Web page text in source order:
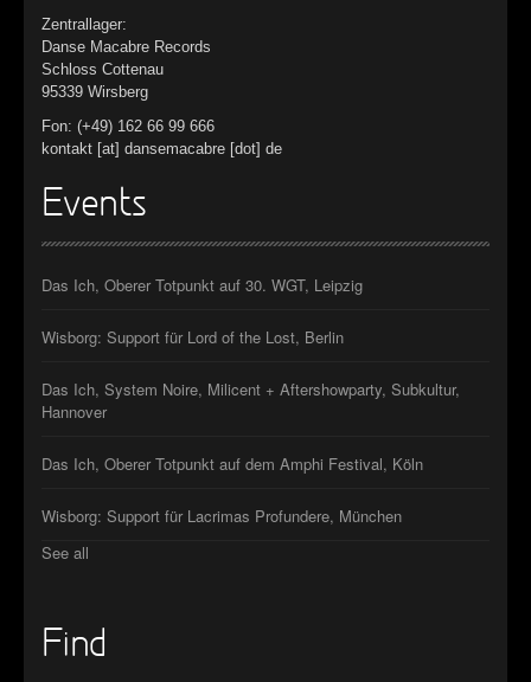
Zentrallager:
Danse Macabre Records
Schloss Cottenau
95339 Wirsberg
Fon: (+49) 162 66 99 666
kontakt [at] dansemacabre [dot] de
Events
Das Ich, Oberer Totpunkt auf 30. WGT, Leipzig
Wisborg: Support für Lord of the Lost, Berlin
Das Ich, System Noire, Milicent + Aftershowparty, Subkultur,
Hannover
Das Ich, Oberer Totpunkt auf dem Amphi Festival, Köln
Wisborg: Support für Lacrimas Profundere, München
See all
Find